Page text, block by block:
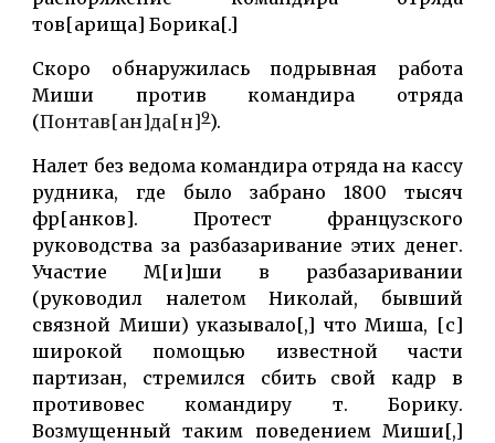
тов[арища] Борика[.]
Скоро обнаружилась подрывная работа
Миши против командира отряда
(Понтав[ан]да[н]9).
Налет без ведома командира отряда на кассу
рудника, где было забрано 1800 тысяч
фр[анков]. Протест французского
руководства за разбазаривание этих денег.
Участие М[и]ши в разбазаривании
(руководил налетом Николай, бывший
связной Миши) указывало[,] что Миша, [с]
широкой помощью известной части
партизан, стремился сбить свой кадр в
противовес командиру т. Борику.
Возмущенный таким поведением Миши[,]